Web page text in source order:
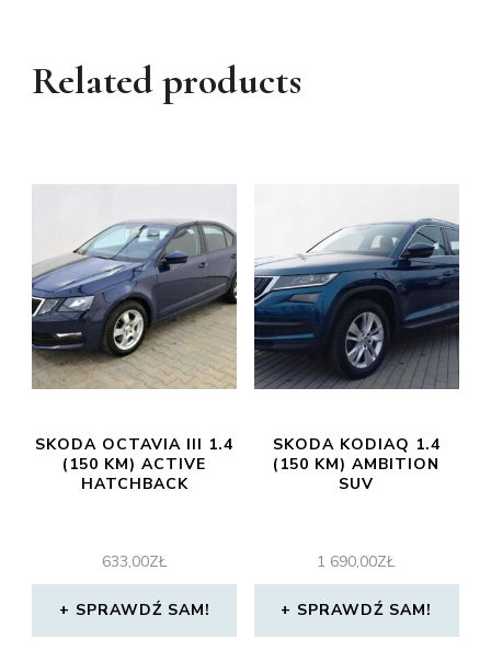
Related products
SKODA OCTAVIA III 1.4
(150 KM) ACTIVE
HATCHBACK
633,00ZŁ
SPRAWDŹ SAM!
SKODA KODIAQ 1.4
(150 KM) AMBITION
SUV
1 690,00ZŁ
SPRAWDŹ SAM!